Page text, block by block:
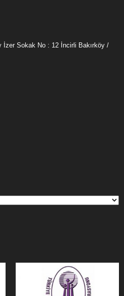
İzer Sokak No : 12 İncirli Bakırköy /